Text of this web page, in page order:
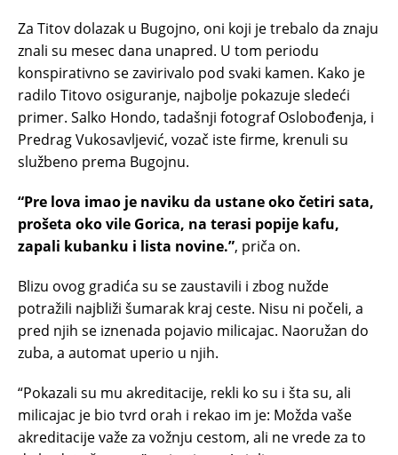
Za Titov dolazak u Bugojno, oni koji je trebalo da znaju
znali su mesec dana unapred. U tom periodu
konspirativno se zavirivalo pod svaki kamen. Kako je
radilo Titovo osiguranje, najbolje pokazuje sledeći
primer. Salko Hondo, tadašnji fotograf Oslobođenja, i
Predrag Vukosavljević, vozač iste firme, krenuli su
službeno prema Bugojnu.
“Pre lova imao je naviku da ustane oko četiri sata,
prošeta oko vile Gorica, na terasi popije kafu,
zapali kubanku i lista novine.”, priča on.
Blizu ovog gradića su se zaustavili i zbog nužde
potražili najbliži šumarak kraj ceste. Nisu ni počeli, a
pred njih se iznenada pojavio milicajac. Naoružan do
zuba, a automat uperio u njih.
“Pokazali su mu akreditacije, rekli ko su i šta su, ali
milicajac je bio tvrd orah i rekao im je: Možda vaše
akreditacije važe za vožnju cestom, ali ne vrede za to